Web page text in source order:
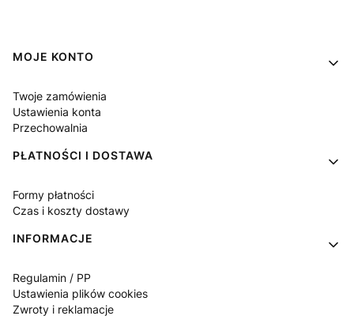
Linki w stopce
MOJE KONTO
Twoje zamówienia
Ustawienia konta
Przechowalnia
PŁATNOŚCI I DOSTAWA
Formy płatności
Czas i koszty dostawy
INFORMACJE
Regulamin / PP
Ustawienia plików cookies
Zwroty i reklamacje